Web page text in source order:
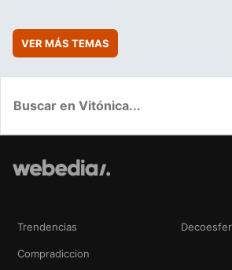
VER MÁS TEMAS
Trendencias
Compradiccion